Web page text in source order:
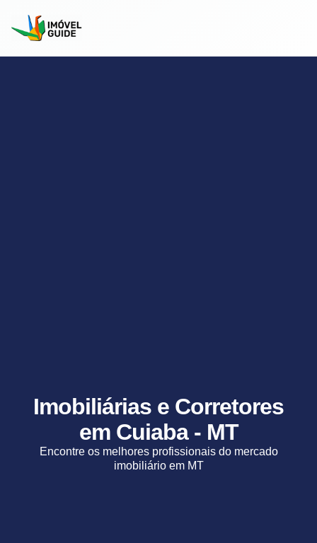
Imobiliárias e Corretores
em Cuiaba - MT
Encontre os melhores profissionais do mercado
imobiliário em MT